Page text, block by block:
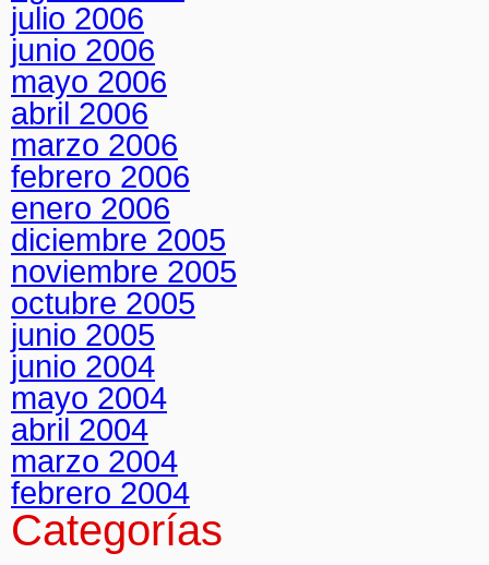
julio 2006
junio 2006
mayo 2006
abril 2006
marzo 2006
febrero 2006
enero 2006
diciembre 2005
noviembre 2005
octubre 2005
junio 2005
junio 2004
mayo 2004
abril 2004
marzo 2004
febrero 2004
Categorías